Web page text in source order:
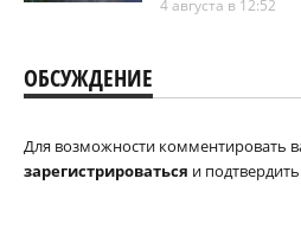
4 августа в 12:52
ОБСУЖДЕНИЕ
Для возможности комментировать
зарегистрироваться и